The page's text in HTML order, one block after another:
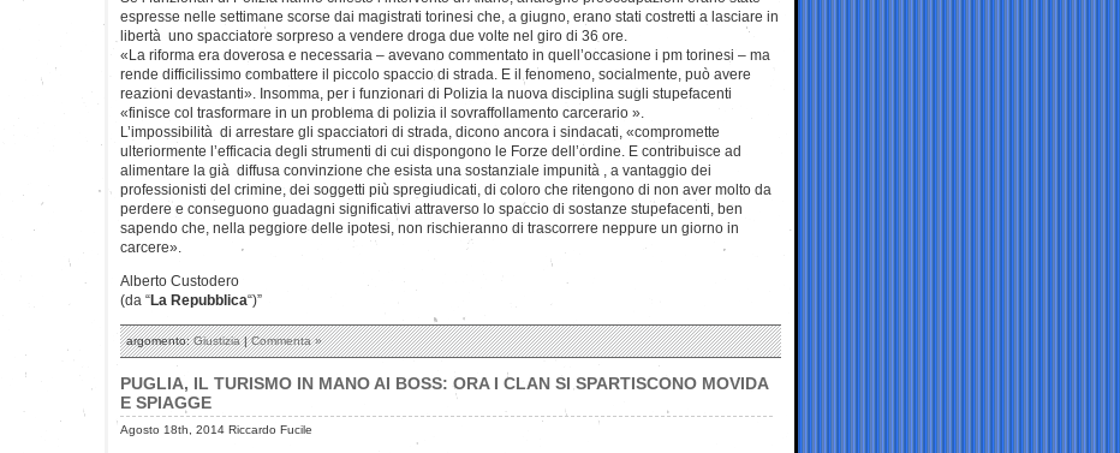
espresse nelle settimane scorse dai magistrati torinesi che, a giugno, erano stati costretti a lasciare in
libertà uno spacciatore sorpreso a vendere droga due volte nel giro di 36 ore.
«La riforma era doverosa e necessaria – avevano commentato in quell’occasione i pm torinesi – ma
rende difficilissimo combattere il piccolo spaccio di strada. E il fenomeno, socialmente, può avere
reazioni devastanti». Insomma, per i funzionari di Polizia la nuova disciplina sugli stupefacenti
«finisce col trasformare in un problema di polizia il sovraffollamento carcerario ».
L’impossibilità di arrestare gli spacciatori di strada, dicono ancora i sindacati, «compromette
ulteriormente l’efficacia degli strumenti di cui dispongono le Forze dell’ordine. E contribuisce ad
alimentare la già diffusa convinzione che esista una sostanziale impunità , a vantaggio dei
professionisti del crimine, dei soggetti più spregiudicati, di coloro che ritengono di non aver molto da
perdere e conseguono guadagni significativi attraverso lo spaccio di sostanze stupefacenti, ben
sapendo che, nella peggiore delle ipotesi, non rischieranno di trascorrere neppure un giorno in
carcere».
Alberto Custodero
(da “La Repubblica“)”
argomento:Giustizia|Commenta »
PUGLIA, IL TURISMO IN MANO AI BOSS: ORA I CLAN SI SPARTISCONO MOVIDA
E SPIAGGE
Agosto 18th, 2014 Riccardo Fucile